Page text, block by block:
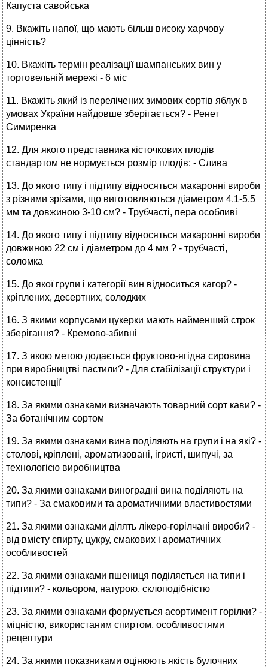
Капуста савойська
9. Вкажіть напої, що мають більш високу харчову
цінність?
10. Вкажіть термін реалізації шампанських вин у
торговельній мережі - 6 міс
11. Вкажіть який із перелічених зимових сортів яблук в
умовах України найдовше зберігається? - Ренет
Симиренка
12. Для якого представника кісточкових плодів
стандартом не нормується розмір плодів: - Слива
13. До якого типу і підтипу відносяться макаронні вироби
з різними зрізами, що виготовляються діаметром 4,1-5,5
мм та довжиною 3-10 см? - Трубчасті, пера особливі
14. До якого типу і підтипу відносяться макаронні вироби
довжиною 22 см і діаметром до 4 мм ? - трубчасті,
соломка
15. До якої групи і категорії вин відноситься кагор? -
кріплених, десертних, солодких
16. З якими корпусами цукерки мають найменший строк
зберігання? - Кремово-збивні
17. З якою метою додається фруктово-ягідна сировина
при виробництві пастили? - Для стабілізації структури і
консистенції
18. За якими ознаками визначають товарний сорт кави? -
За ботанічним сортом
19. За якими ознаками вина поділяють на групи і на які? -
столові, кріплені, ароматизовані, ігристі, шипучі, за
технологією виробництва
20. За якими ознаками виноградні вина поділяють на
типи? - За смаковими та ароматичними властивостями
21. За якими ознаками ділять лікеро-горілчані вироби? -
від вмісту спирту, цукру, смакових і ароматичних
особливостей
22. За якими ознаками пшениця поділяється на типи і
підтипи? - кольором, натурою, склоподібністю
23. За якими ознаками формується асортимент горілки? -
міцністю, використаним спиртом, особливостями
рецептури
24. За якими показниками оцінюють якість булочних